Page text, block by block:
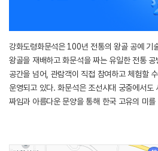
강화도령화문석은 100년 전통의 왕골 공예 기
왕골을 재배하고 화문석을 짜는 유일한 전통
공간을 넘어, 관람객이 직접 참여하고 체험할
운영되고 있다. 화문석은 조선시대 궁중에서도
짜임과 아름다운 문양을 통해 한국 고유의 미
왕골 짜기, 미니 화문석 만들기, 왕골 코스터
전시 공간에서는 수공예 화문석 제품과 왕골